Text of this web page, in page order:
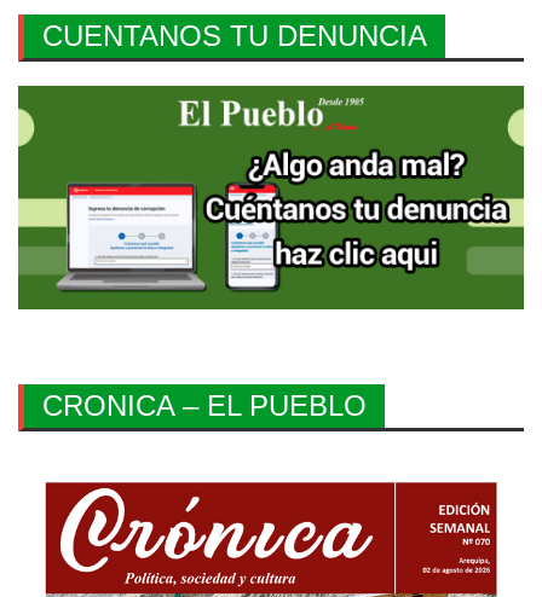
CUENTANOS TU DENUNCIA
CRONICA – EL PUEBLO